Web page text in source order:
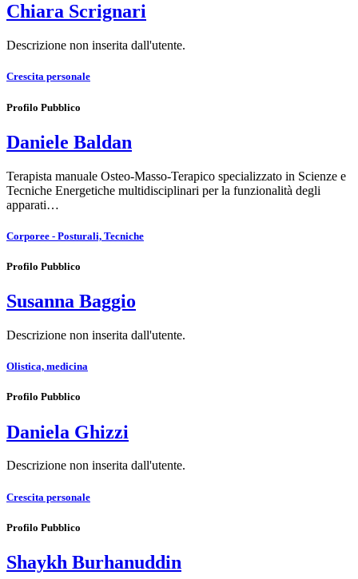
Chiara Scrignari
Descrizione non inserita dall'utente.
Crescita personale
Profilo Pubblico
Daniele Baldan
Terapista manuale Osteo-Masso-Terapico specializzato in Scienze e
Tecniche Energetiche multidisciplinari per la funzionalità degli
apparati…
Corporee - Posturali, Tecniche
Profilo Pubblico
Susanna Baggio
Descrizione non inserita dall'utente.
Olistica, medicina
Profilo Pubblico
Daniela Ghizzi
Descrizione non inserita dall'utente.
Crescita personale
Profilo Pubblico
Shaykh Burhanuddin